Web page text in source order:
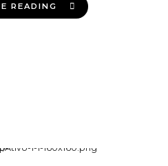
READING